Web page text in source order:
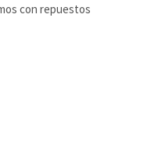
con repuestos